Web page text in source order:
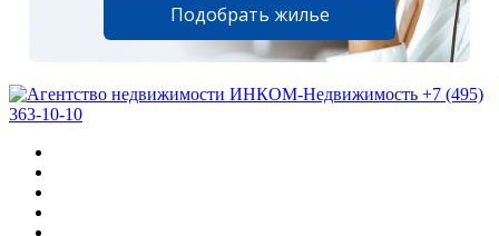
Подобрать жилье
+7 (495)
363-10-10